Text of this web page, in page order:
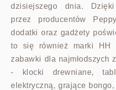
dzisiejszego dnia.
przez producentów
dodatki oraz gadżety
to się również marki HH
zabawki dla najmłodszych
- klocki drewniane,
elektryczną, grające